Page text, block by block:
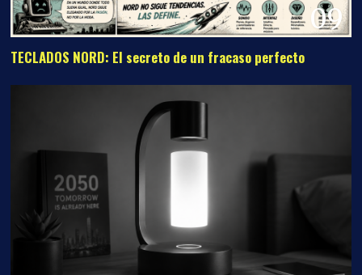
09
TECLADOS NORD: El secreto de un fracaso perfecto